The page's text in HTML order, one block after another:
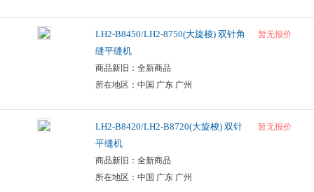
LH2-B8450/LH2-8750(大旋梭) 双针角
缝平缝机
商品新旧：全新商品
所在地区：中国 广东 广州
暂无报价
LH2-B8420/LH2-B8720(大旋梭) 双针
平缝机
商品新旧：全新商品
所在地区：中国 广东 广州
暂无报价